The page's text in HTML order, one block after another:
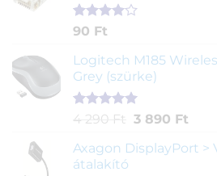
Értékelés
5-ből,
2
értékelés
alapján
90 Ft
Logitech M185
Grey (szürke)
Értékelés
ből,
1
értékelés
alapján
4 290 Ft
Original
was:
3 890 Ft
is:
Axagon DisplayPort >
átalakító